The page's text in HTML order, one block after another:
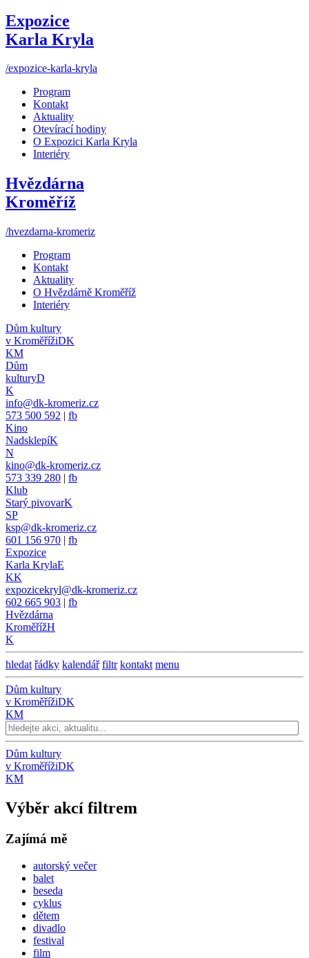
Expozice
Karla Kryla
/expozice-karla-kryla
Program
Kontakt
Aktuality
Otevírací hodiny
O Expozici Karla Kryla
Interiéry
Hvězdárna
Kroměříž
/hvezdarna-kromeriz
Program
Kontakt
Aktuality
O Hvězdárně Kroměříž
Interiéry
Dům kultury
v KroměřížiDK
KM
Dům
kulturyD
K
info@dk-kromeriz.cz
573 500 592 | fb
Kino
NadsklepíK
N
kino@dk-kromeriz.cz
573 339 280 | fb
Klub
Starý pivovarK
SP
ksp@dk-kromeriz.cz
601 156 970 | fb
Expozice
Karla KrylaE
KK
expozicekryl@dk-kromeriz.cz
602 665 903 | fb
Hvězdárna
KroměřížH
K
hledat řádky kalendář filtr kontakt menu
Dům kultury
v KroměřížiDK
KM
Dům kultury
v KroměřížiDK
KM
Výběr akcí filtrem
Zajímá mě
autorský večer
balet
beseda
cyklus
dětem
divadlo
festival
film